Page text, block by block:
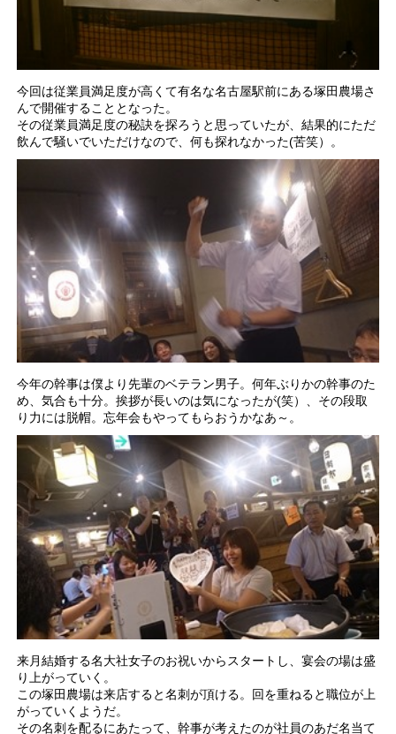
今回は従業員満足度が高くて有名な名古屋駅前にある塚田農場さ
んで開催することとなった。
その従業員満足度の秘訣を探ろうと思っていたが、結果的にただ
飲んで騒いでいただけなので、何も探れなかった(苦笑）。
今年の幹事は僕より先輩のベテラン男子。何年ぶりかの幹事のた
め、気合も十分。挨拶が長いのは気になったが(笑）、その段取
り力には脱帽。忘年会もやってもらおうかなあ～。
来月結婚する名大社女子のお祝いからスタートし、宴会の場は盛
り上がっていく。
この塚田農場は来店すると名刺が頂ける。回を重ねると職位が上
がっていくようだ。
その名刺を配るにあたって、幹事が考えたのが社員のあだ名当て